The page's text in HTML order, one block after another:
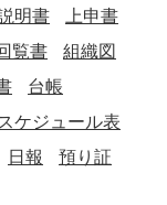
や設備稼働、労
因を具体的に記
サンプリング機
ことで、測定の
区分を明示＞ 管
要な場合は速や
明書
上申書
覧書
組織図
台帳
ケジュール表
日報
預り証